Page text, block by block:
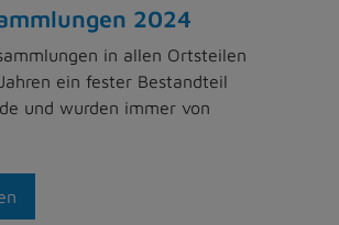
2024
in allen Ortsteilen
ein fester Bestandteil
und wurden immer von